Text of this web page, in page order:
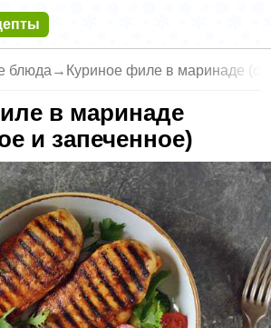
блюда → Куриное филе в маринаде
в маринаде
и запеченное)